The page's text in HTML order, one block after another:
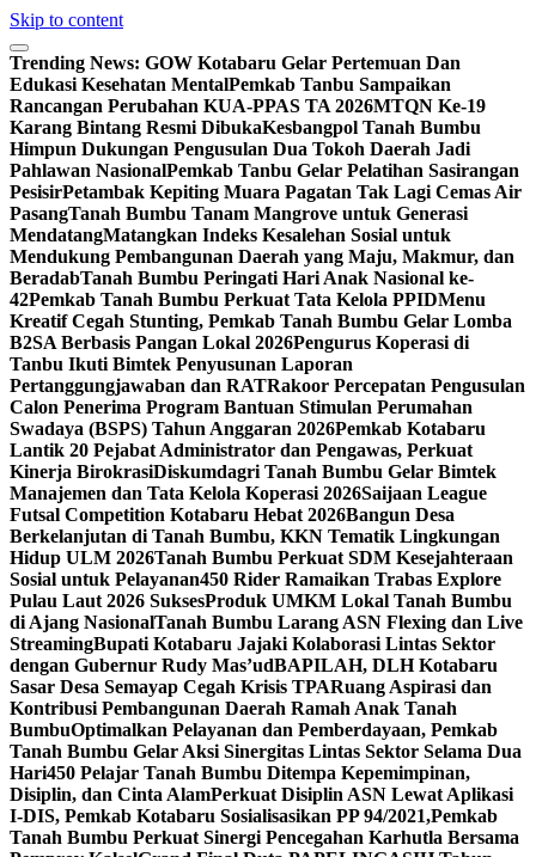
Skip to content
Trending News: GOW Kotabaru Gelar Pertemuan Dan
Edukasi Kesehatan MentalPemkab Tanbu Sampaikan
Rancangan Perubahan KUA-PPAS TA 2026MTQN Ke-19
Karang Bintang Resmi DibukaKesbangpol Tanah Bumbu
Himpun Dukungan Pengusulan Dua Tokoh Daerah Jadi
Pahlawan NasionalPemkab Tanbu Gelar Pelatihan Sasirangan
PesisirPetambak Kepiting Muara Pagatan Tak Lagi Cemas Air
PasangTanah Bumbu Tanam Mangrove untuk Generasi
MendatangMatangkan Indeks Kesalehan Sosial untuk
Mendukung Pembangunan Daerah yang Maju, Makmur, dan
BeradabTanah Bumbu Peringati Hari Anak Nasional ke-
42Pemkab Tanah Bumbu Perkuat Tata Kelola PPIDMenu
Kreatif Cegah Stunting, Pemkab Tanah Bumbu Gelar Lomba
B2SA Berbasis Pangan Lokal 2026Pengurus Koperasi di
Tanbu Ikuti Bimtek Penyusunan Laporan
Pertanggungjawaban dan RATRakoor Percepatan Pengusulan
Calon Penerima Program Bantuan Stimulan Perumahan
Swadaya (BSPS) Tahun Anggaran 2026Pemkab Kotabaru
Lantik 20 Pejabat Administrator dan Pengawas, Perkuat
Kinerja BirokrasiDiskumdagri Tanah Bumbu Gelar Bimtek
Manajemen dan Tata Kelola Koperasi 2026Saijaan League
Futsal Competition Kotabaru Hebat 2026Bangun Desa
Berkelanjutan di Tanah Bumbu, KKN Tematik Lingkungan
Hidup ULM 2026Tanah Bumbu Perkuat SDM Kesejahteraan
Sosial untuk Pelayanan450 Rider Ramaikan Trabas Explore
Pulau Laut 2026 SuksesProduk UMKM Lokal Tanah Bumbu
di Ajang NasionalTanah Bumbu Larang ASN Flexing dan Live
StreamingBupati Kotabaru Jajaki Kolaborasi Lintas Sektor
dengan Gubernur Rudy Mas’udBAPILAH, DLH Kotabaru
Sasar Desa Semayap Cegah Krisis TPARuang Aspirasi dan
Kontribusi Pembangunan Daerah Ramah Anak Tanah
BumbuOptimalkan Pelayanan dan Pemberdayaan, Pemkab
Tanah Bumbu Gelar Aksi Sinergitas Lintas Sektor Selama Dua
Hari450 Pelajar Tanah Bumbu Ditempa Kepemimpinan,
Disiplin, dan Cinta AlamPerkuat Disiplin ASN Lewat Aplikasi
I-DIS, Pemkab Kotabaru Sosialisasikan PP 94/2021,Pemkab
Tanah Bumbu Perkuat Sinergi Pencegahan Karhutla Bersama